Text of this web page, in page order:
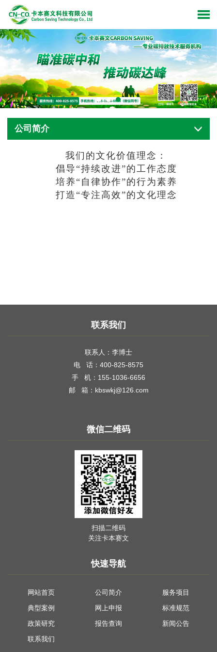
公司简介
我们的文化价值理念：
倡导“持续改进”的工作态度
培养“自律协作”的行为素养
打造“专注高效”的文化理念
联系我们
联系人：李博士
电 话：400-825-8575
手 机：155-1036-6656
邮 箱：kbswkj@126.com
微信二维码
扫描二维码
关注卡本赛文
快速导航
网站首页 公司简介
服务项目
典型案例
网上申报
标准规范
政策研究
报告查询
新闻公告
联系我们